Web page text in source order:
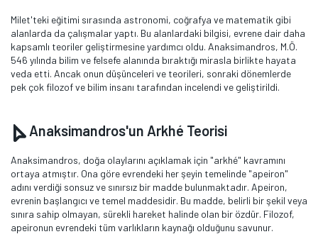
Milet'teki eğitimi sırasında astronomi, coğrafya ve matematik gibi
alanlarda da çalışmalar yaptı. Bu alanlardaki bilgisi, evrene dair daha
kapsamlı teoriler geliştirmesine yardımcı oldu. Anaksimandros, M.Ö.
546 yılında bilim ve felsefe alanında bıraktığı mirasla birlikte hayata
veda etti. Ancak onun düşünceleri ve teorileri, sonraki dönemlerde
pek çok filozof ve bilim insanı tarafından incelendi ve geliştirildi.
Anaksimandros'un Arkhé Teorisi
Anaksimandros, doğa olaylarını açıklamak için "arkhé" kavramını
ortaya atmıştır. Ona göre evrendeki her şeyin temelinde "apeiron"
adını verdiği sonsuz ve sınırsız bir madde bulunmaktadır. Apeiron,
evrenin başlangıcı ve temel maddesidir. Bu madde, belirli bir şekil veya
sınıra sahip olmayan, sürekli hareket halinde olan bir özdür. Filozof,
apeironun evrendeki tüm varlıkların kaynağı olduğunu savunur.